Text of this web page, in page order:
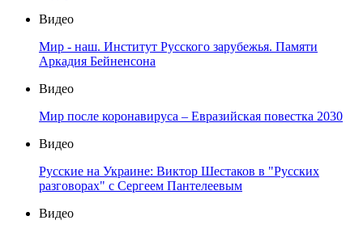
Видео
Мир - наш. Институт Русского зарубежья. Памяти
Аркадия Бейненсона
Видео
Мир после коронавируса – Евразийская повестка 2030
Видео
Русские на Украине: Виктор Шестаков в "Русских
разговорах" с Сергеем Пантелеевым
Видео